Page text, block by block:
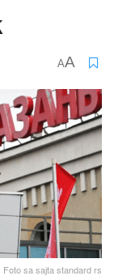
AA
Foto sa saјta standard rs